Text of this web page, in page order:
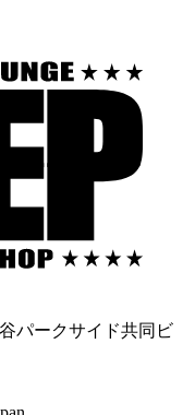
パークサイド共同ビ